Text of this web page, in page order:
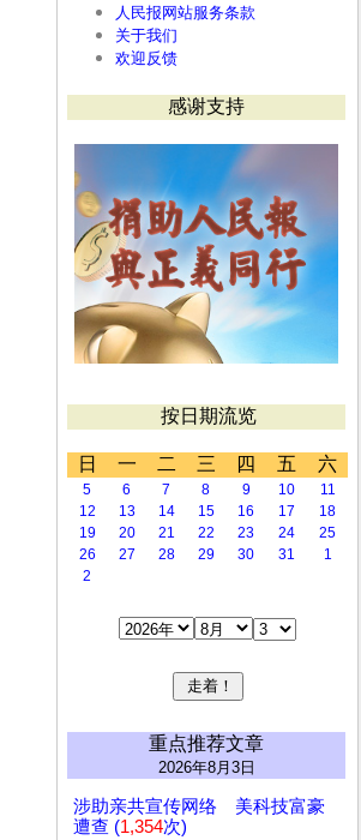
人民报网站服务条款
关于我们
欢迎反馈
感谢支持
按日期流览
日 一 二 三 四 五 六
5 6 7 8 9 10
11
12
13 14 15 16 17
18
19
20 21 22 23 24
25
26
27 28 29 30 31
1
2
重点推荐文章
2026年8月3日
涉助亲共宣传网络 美科技富豪
遭查 (1,354次)